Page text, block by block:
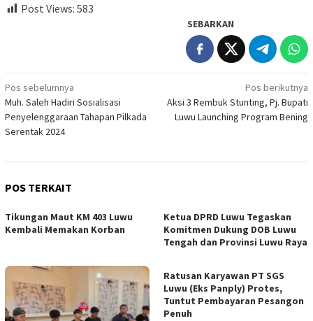
Post Views: 583
SEBARKAN
Navigasi
pos
Pos sebelumnya
Muh. Saleh Hadiri Sosialisasi
Penyelenggaraan Tahapan Pilkada
Serentak 2024
Pos berikutnya
Aksi 3 Rembuk Stunting, Pj. Bupati
Luwu Launching Program Bening
POS TERKAIT
Tikungan Maut KM 403 Luwu
Kembali Memakan Korban
Ketua DPRD Luwu Tegaskan
Komitmen Dukung DOB Luwu
Tengah dan Provinsi Luwu Raya
Ratusan Karyawan PT SGS
Luwu (Eks Panply) Protes,
Tuntut Pembayaran Pesangon
Penuh